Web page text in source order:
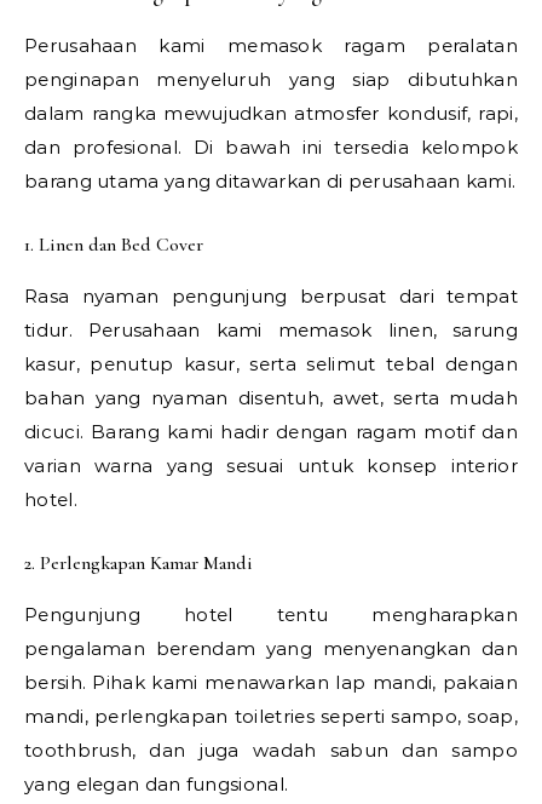
Perusahaan kami memasok ragam peralatan
penginapan menyeluruh yang siap dibutuhkan
dalam rangka mewujudkan atmosfer kondusif, rapi,
dan profesional. Di bawah ini tersedia kelompok
barang utama yang ditawarkan di perusahaan kami.
1. Linen dan Bed Cover
Rasa nyaman pengunjung berpusat dari tempat
tidur. Perusahaan kami memasok linen, sarung
kasur, penutup kasur, serta selimut tebal dengan
bahan yang nyaman disentuh, awet, serta mudah
dicuci. Barang kami hadir dengan ragam motif dan
varian warna yang sesuai untuk konsep interior
hotel.
2. Perlengkapan Kamar Mandi
Pengunjung hotel tentu mengharapkan
pengalaman berendam yang menyenangkan dan
bersih. Pihak kami menawarkan lap mandi, pakaian
mandi, perlengkapan toiletries seperti sampo, soap,
toothbrush, dan juga wadah sabun dan sampo
yang elegan dan fungsional.